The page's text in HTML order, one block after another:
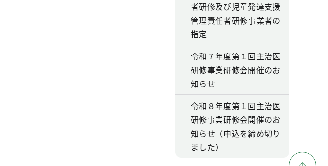
者研修及び児童発達支援
管理責任者研修事業者の
指定
令和７年度第１回主治医
研修事業研修会開催のお
知らせ
令和８年度第１回主治医
研修事業研修会開催のお
知らせ（申込を締め切り
ました）